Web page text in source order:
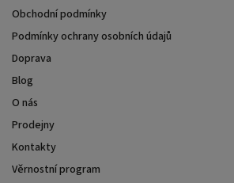
Obchodní podmínky
Podmínky ochrany osobních údajů
Doprava
Blog
O nás
Prodejny
Kontakty
Věrnostní program